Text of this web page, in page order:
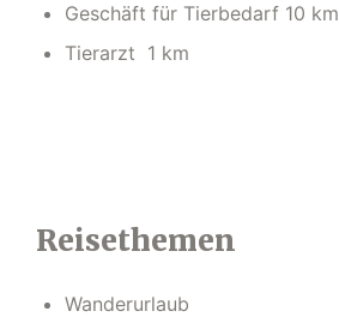
Geschäft für Tierbedarf 10 km
Tierarzt 1 km
Reisethemen
Wanderurlaub